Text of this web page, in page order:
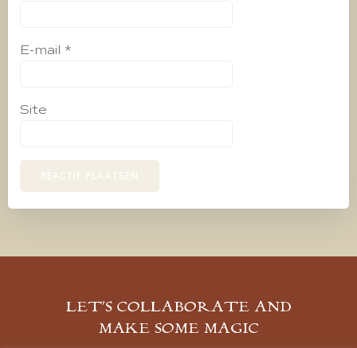
E-mail *
Site
LET’S COLLABORATE AND
MAKE SOME MAGIC